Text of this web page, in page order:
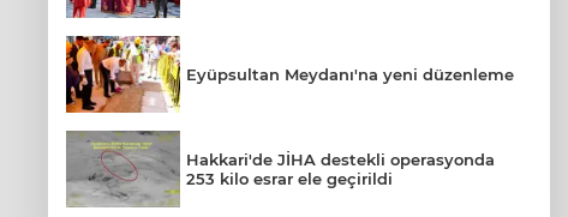
Eyüpsultan Meydanı'na yeni düzenleme
Hakkari'de JİHA destekli operasyonda
253 kilo esrar ele geçirildi